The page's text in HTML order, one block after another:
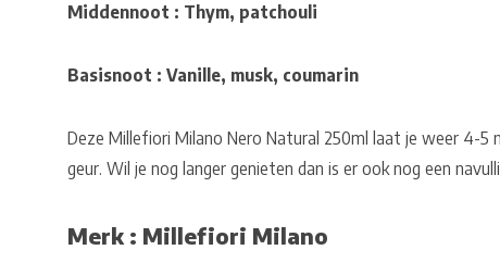
Middennoot : Thym, patchouli
Basisnoot : Vanille, musk, coumarin
Deze Millefiori Milano Nero Natural 250ml laat je weer 4-5
geur. Wil je nog langer genieten dan is er ook nog een
Merk : Millefiori Milano